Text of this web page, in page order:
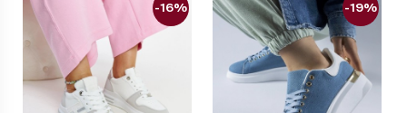
-16% -19%